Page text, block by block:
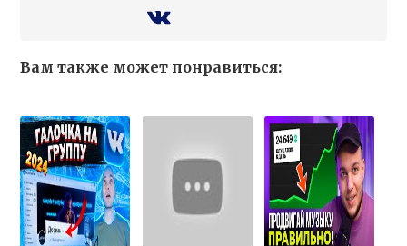
Вам также может понравиться: